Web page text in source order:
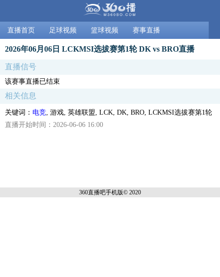
直播首页 足球视频 篮球视频 赛事直播
2026年06月06日 LCKMSI选拔赛第1轮 DK vs BRO直播
直播信号
该赛事直播已结束
相关信息
关键词： 电竞 , 游戏, 英雄联盟, LCK, DK, BRO, LCKMSI选拔赛第1轮
直播开始时间：2026-06-06 16:00
360直播吧手机版© 2020